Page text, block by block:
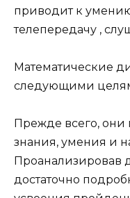
приводит к
телепередачу ,
Математические
следующими
Прежде всего, они
знания, умения и
Проанализировав
достаточно